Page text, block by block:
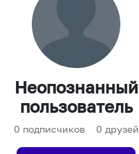
Неопознанный
пользователь
0 подписчиков 0 друзей